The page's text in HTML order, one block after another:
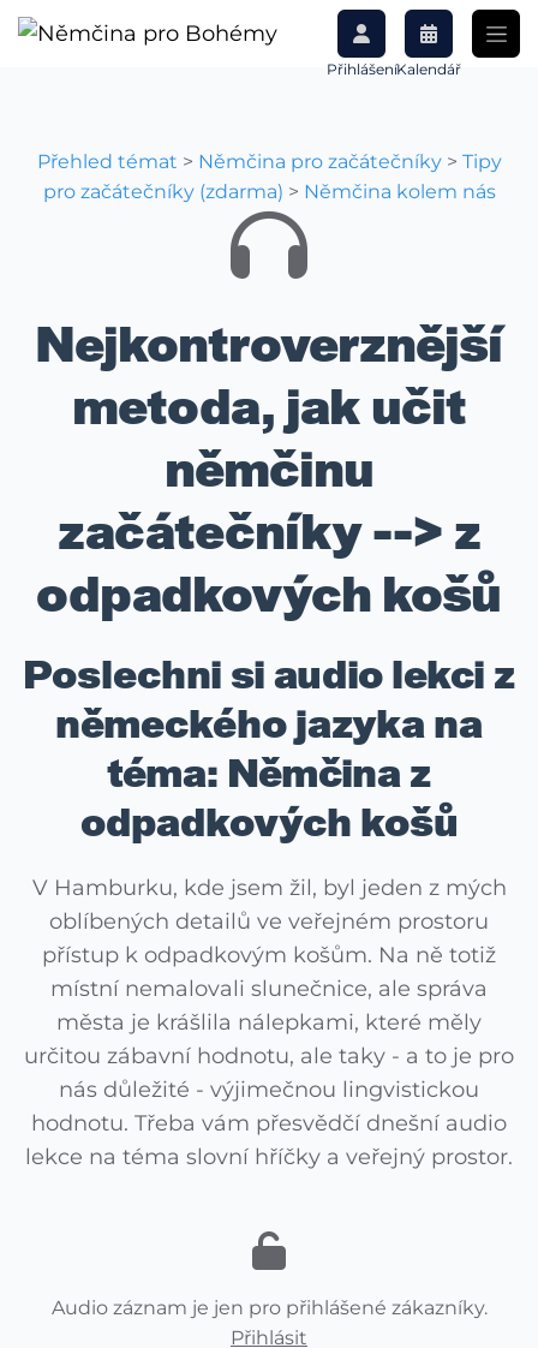
PřihlášeníKalendář
Přehled témat > Němčina pro začátečníky> Tipy
pro začátečníky (zdarma) > Němčina kolem nás
Nejkontroverznější
metoda, jak učit
němčinu
začátečníky --> z
odpadkových košů
Poslechni si audio lekci z
německého jazyka na
téma: Němčina z
odpadkových košů
V Hamburku, kde jsem žil, byl jeden z mých
oblíbených detailů ve veřejném prostoru
přístup k odpadkovým košům. Na ně totiž
místní nemalovali slunečnice, ale správa
města je krášlila nálepkami, které měly
určitou zábavní hodnotu, ale taky - a to je pro
nás důležité - výjimečnou lingvistickou
hodnotu. Třeba vám přesvědčí dnešní audio
lekce na téma slovní hříčky a veřejný prostor.
Audio záznam je jen pro přihlášené zákazníky.
Přihlásit